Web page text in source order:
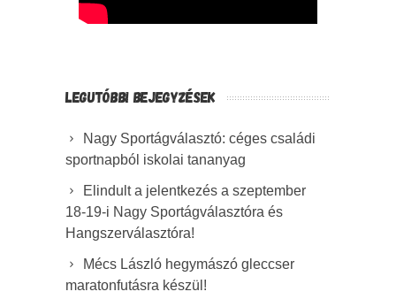
LEGUTÓBBI BEJEGYZÉSEK
Nagy Sportágválasztó: céges családi
sportnapból iskolai tananyag
Elindult a jelentkezés a szeptember
18-19-i Nagy Sportágválasztóra és
Hangszerválasztóra!
Mécs László hegymászó gleccser
maratonfutásra készül!